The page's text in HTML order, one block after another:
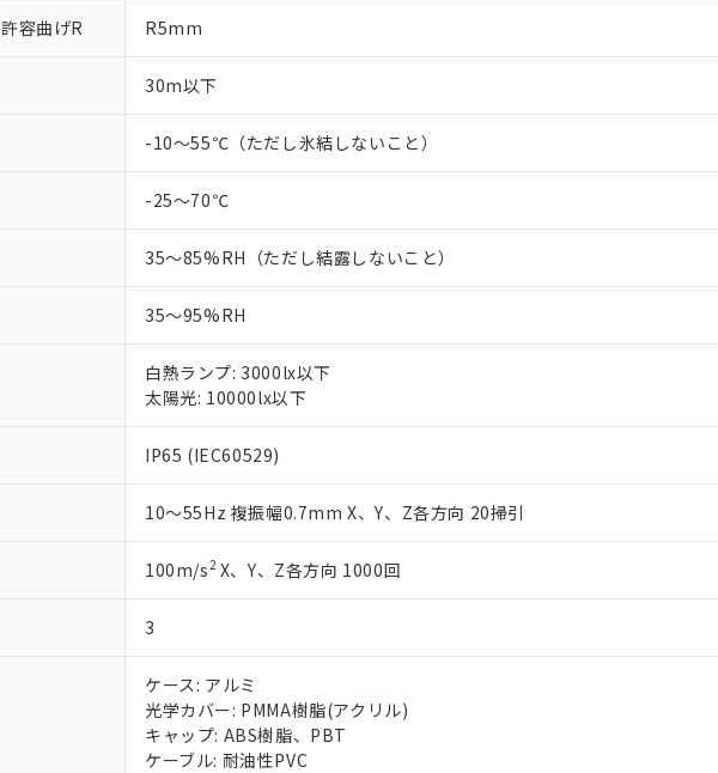
許容曲げR R5mm
30m以下
-10～55℃（ただし氷結しないこと）
-25～70℃
35～85%RH（ただし結露しないこと）
35～95%RH
白熱ランプ: 3000lx以下
太陽光: 10000lx以下
IP65 (IEC60529)
10～55Hz 複振幅0.7mm X、Y、Z各方向 20掃引
100m/s2X、Y、Z各方向 1000回
3
ケース: アルミ
光学カバー: PMMA樹脂(アクリル)
キャップ: ABS樹脂、PBT
ケーブル: 耐油性PVC
り割愛しております。